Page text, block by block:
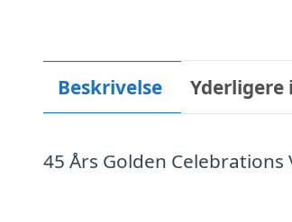
Beskrivelse
45 Års Golden